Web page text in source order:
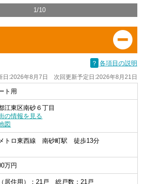
1/10
？ 各項目の説明
日:2026年8月7日 次回更新予定日:2026年8月21日
ト用
江東区南砂６丁目
の情報を見る
図
トロ東西線 南砂町駅 徒歩13分
万円
居住用）：21戸 総戸数：21戸